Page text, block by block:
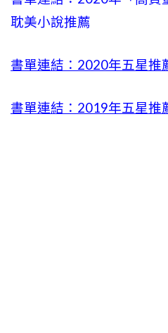
耽美小說推薦
書單連結：2020年五星推
書單連結：2019年五星推